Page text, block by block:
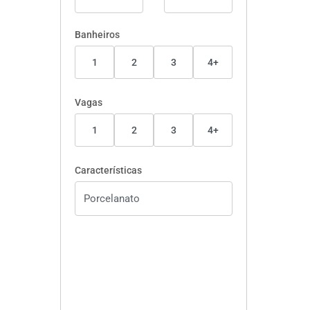
Banheiros
1 2 3 4+
Vagas
1 2 3 4+
Características